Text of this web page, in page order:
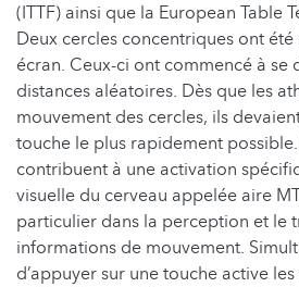
(ITTF) ainsi que la European Table
Deux cercles concentriques ont été
écran. Ceux-ci ont commencé à se
distances aléatoires. Dès que les
mouvement des cercles, ils
touche le plus rapidement
contribuent à une activation
visuelle du cerveau appelée aire
particulier dans la perception et le
informations de mouvement.
d’appuyer sur une touche active